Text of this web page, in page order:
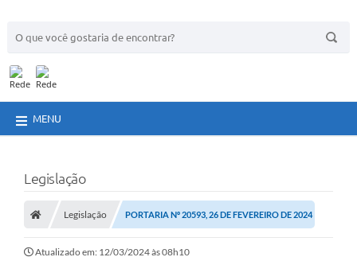
MENU
Legislação
Legislação PORTARIA Nº 20593, 26 DE FEVEREIRO DE 2024
Atualizado em: 12/03/2024 às 08h10